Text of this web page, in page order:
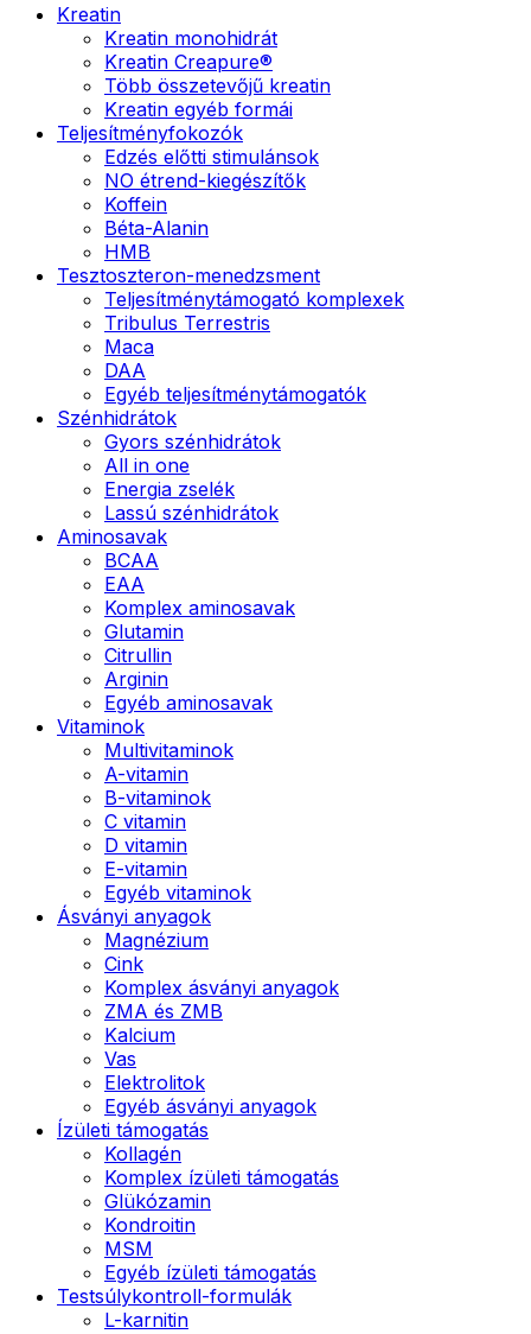
Kreatin
Kreatin monohidrát
Kreatin Creapure®
Több összetevőjű kreatin
Kreatin egyéb formái
Teljesítményfokozók
Edzés előtti stimulánsok
NO étrend-kiegészítők
Koffein
Béta-Alanin
HMB
Tesztoszteron-menedzsment
Teljesítménytámogató komplexek
Tribulus Terrestris
Maca
DAA
Egyéb teljesítménytámogatók
Szénhidrátok
Gyors szénhidrátok
All in one
Energia zselék
Lassú szénhidrátok
Aminosavak
BCAA
EAA
Komplex aminosavak
Glutamin
Citrullin
Arginin
Egyéb aminosavak
Vitaminok
Multivitaminok
A-vitamin
B-vitaminok
C vitamin
D vitamin
E-vitamin
Egyéb vitaminok
Ásványi anyagok
Magnézium
Cink
Komplex ásványi anyagok
ZMA és ZMB
Kalcium
Vas
Elektrolitok
Egyéb ásványi anyagok
Ízületi támogatás
Kollagén
Komplex ízületi támogatás
Glükózamin
Kondroitin
MSM
Egyéb ízületi támogatás
Testsúlykontroll-formulák
L-karnitin